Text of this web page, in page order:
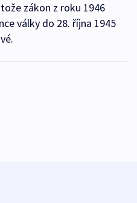
zákon z roku 1946
války do 28. října 1945